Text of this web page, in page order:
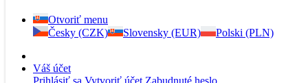
Otvoriť menu
Česky (CZK)
Slovensky (EUR) Polski (PLN)
Váš účet
Prihlásiť sa Vytvoriť účet Zabudnuté heslo